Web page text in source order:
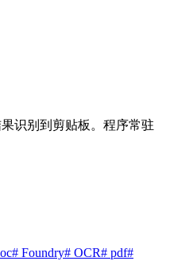
识别到剪贴板。程序常驻
# Foundry# OCR# pdf#